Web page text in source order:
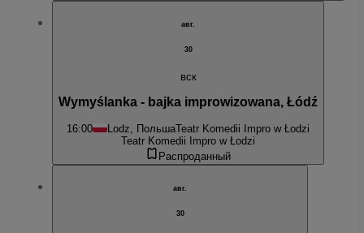
авг.
30
вск
Wymyślanka - bajka improwizowana, Łódź
16:00 Lodz, ПольшаTeatr Komedii Impro w Łodzi
Teatr Komedii Impro w Łodzi
Распроданный
авг.
30